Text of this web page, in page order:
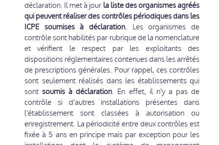
déclaration. Il met à jour la liste des organismes agréés
qui peuvent réaliser des contrôles périodiques dans les
ICPE soumises à déclaration. Les organismes de
contrôle sont habilités par rubrique de la nomenclature
et vérifient le respect par les exploitants des
dispositions réglementaires contenues dans les arrêtés
de prescriptions générales. Pour rappel, ces contrôles
sont seulement réalisés dans les établissements qui
sontsoumis à déclaration. En effet, il n'y a pas de
contrôle si d'autres installations présentes dans
l'établissement sont classées à autorisation ou
enregistrement. La périodicité entre deux contrôles est
fixée à 5 ans en principe mais par exception pour les